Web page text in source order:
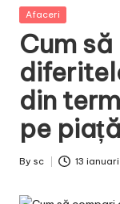
Posted
Afaceri
Cum
din
pe piață
Posted
By sc 13